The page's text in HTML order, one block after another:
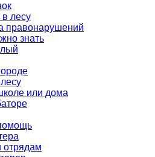
в лесу
правонарушений
знать
или дома
отрядам